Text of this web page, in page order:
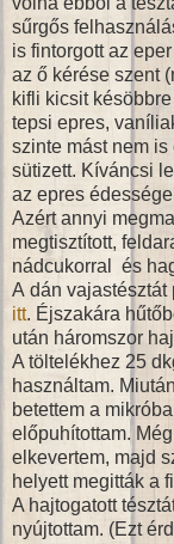
sűrgős
is fintorgott az
az ő kérése szent
kifli kicsit
tepsi epres,
szinte mást nem
sütizett. Kíváncsi
az epres
Azért annyi
megtisztított,
nádcukorral és
A dán vajastésztát
itt. Éjszakára
után háromszor
A töltelékhez 25
használtam.
betettem a
előpuhítottam.
elkevertem, majd
helyett megitták a
A hajtogatott
nyújtottam. (Ezt